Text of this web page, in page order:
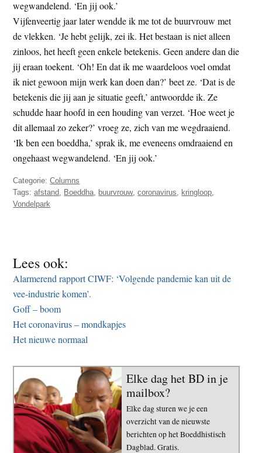
wegwandelend. ‘En jij ook.’
Vijfenveertig jaar later wendde ik me tot de buurvrouw met
de vlekken. ‘Je hebt gelijk, zei ik. Het bestaan is niet alleen
zinloos, het heeft geen enkele betekenis. Geen andere dan die
jij eraan toekent. ‘Oh! En dat ik me waardeloos voel omdat
ik niet gewoon mijn werk kan doen dan?’ beet ze. ‘Dat is de
betekenis die jij aan je situatie geeft,’ antwoordde ik. Ze
schudde haar hoofd in een houding van verzet. ‘Hoe weet je
dit allemaal zo zeker?’ vroeg ze, zich van me wegdraaiend.
‘Ik ben een boeddha,’ sprak ik, me eveneens omdraaiend en
ongehaast wegwandelend. ‘En jij ook.’
Categorie:Columns
Tags:afstand Boeddha buurvrouw,coronavirus kringloop
Vondelpark
Lees ook:
Alarmerend rapport CIWF: ‘Volgende pandemie kan uit de
vee-industrie komen’.
Goff – boom
Het coronavirus – mondkapjes
Het nieuwe normaal
Elke dag het BD in je
mailbox?
Elke dag sturen we je een
overzicht van de nieuwste
berichten op het Boeddhistisch
Dagblad. Gratis.